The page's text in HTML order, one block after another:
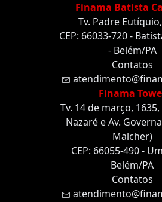
Finama Batista
Tv. Padre
CEP: 66033-720 -
- Belém/PA
Contatos
Finama
Tv. 14 de março,
Nazaré e Av.
Malcher)
CEP: 66055-490 -
Belém/PA
Contatos